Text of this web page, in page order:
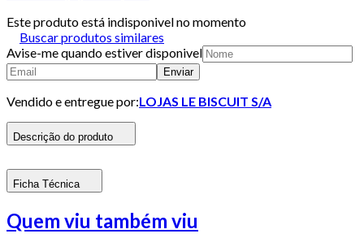
Este produto está indisponivel no momento
Buscar produtos similares
Avise-me quando estiver disponivel
Enviar
Vendido e entregue por:LOJAS LE BISCUIT S/A
Descrição do produto
Ficha Técnica
Quem viu também viu